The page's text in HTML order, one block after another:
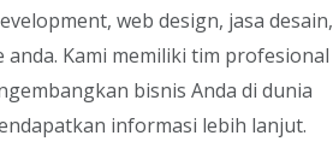
web design, jasa desain,
Kami memiliki tim profesional
bisnis Anda di dunia
informasi lebih lanjut.